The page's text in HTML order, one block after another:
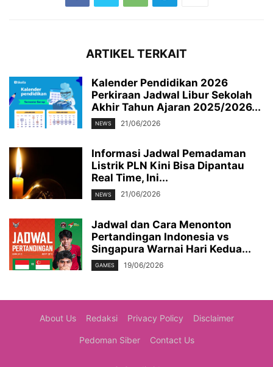
ARTIKEL TERKAIT
Kalender Pendidikan 2026
Perkiraan Jadwal Libur Sekolah
Akhir Tahun Ajaran 2025/2026...
NEWS 21/06/2026
Informasi Jadwal Pemadaman
Listrik PLN Kini Bisa Dipantau
Real Time, Ini...
NEWS 21/06/2026
Jadwal dan Cara Menonton
Pertandingan Indonesia vs
Singapura Warnai Hari Kedua...
GAMES 19/06/2026
About Us Redaksi Privacy Policy Disclaimer
Pedoman Siber Contact Us